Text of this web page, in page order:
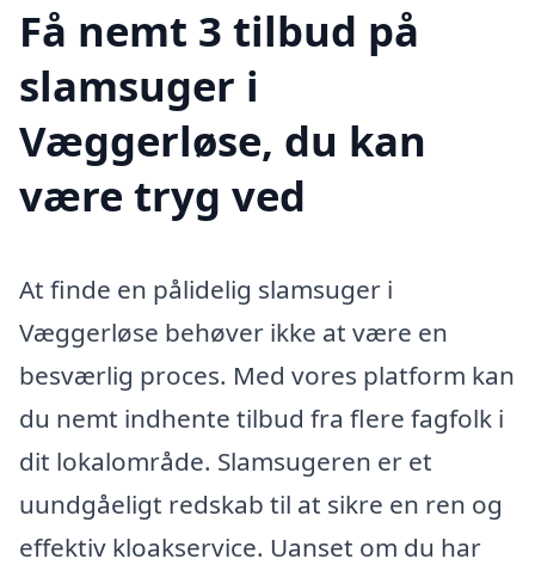
Få nemt 3 tilbud på
slamsuger i
Væggerløse, du kan
være tryg ved
At finde en pålidelig slamsuger i
Væggerløse behøver ikke at være en
besværlig proces. Med vores platform kan
du nemt indhente tilbud fra flere fagfolk i
dit lokalområde. Slamsugeren er et
uundgåeligt redskab til at sikre en ren og
effektiv kloakservice. Uanset om du har